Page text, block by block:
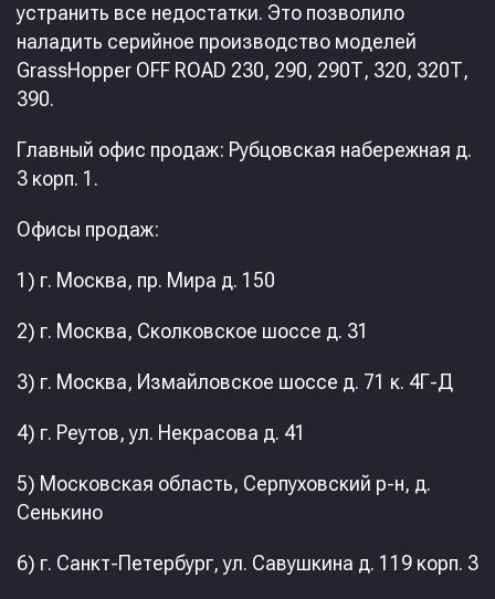
устранить все недостатки. Это позволило
наладить серийное производство моделей
GrassHopper OFF ROAD 230, 290, 290Т, 320, 320Т,
390.
Главный офис продаж: Рубцовская набережная д.
3 корп. 1.
Офисы продаж:
1) г. Москва, пр. Мира д. 150
2) г. Москва, Сколковское шоссе д. 31
3) г. Москва, Измайловское шоссе д. 71 к. 4Г-Д
4) г. Реутов, ул. Некрасова д. 41
5) Московская область, Серпуховский р-н, д.
Сенькино
6) г. Санкт-Петербург, ул. Савушкина д. 119 корп. 3